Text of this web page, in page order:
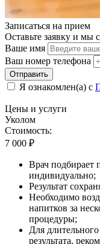
Записаться на прием
Оставьте заявку и мы
Ваше имя
Ваш номер телефона
Отправить
Я ознакомлен(а) с
Цены и услуги
Уколом
Стоимость:
7 000 ₽
Врач подбирает
индивидуально;
Результат
Необходимо
напитков за
процедуры;
Для
результата,